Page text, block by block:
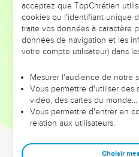
DE
ET SI LEURS ERREURS
leur foi ou leur vision. Mais on
et les saisons difficiles qu'ils ont
sont elles qui les
Dans cette conférence, leaders,
clés pour avancer avec plus de
acceptez que TopChrétien
cookies ou l'identifiant unique
traite vos données à caractère
données de navigation et les
votre compte utilisateur) dans
Mesurer l'audience de notre
Vous permettre d'utiliser des
vidéo, des cartes du monde…
Vous permettre d'entrer en
relation aux utilisateurs.
Choisir